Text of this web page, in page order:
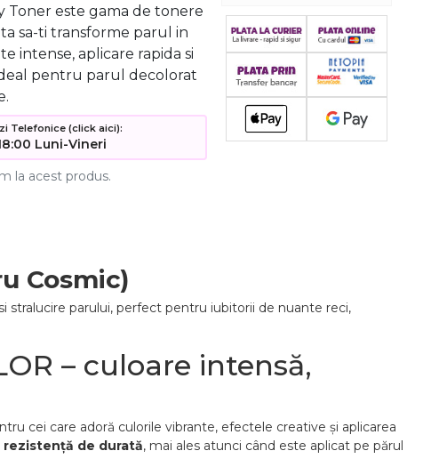
Toner este gama de tonere
sa-ti transforme parul in
intense, aplicare rapida si
pentru parul decolorat
Telefonice (click aici):
Luni-Vineri
la acest produs.
Cosmic)
stralucire parului, perfect pentru iubitorii de nuante reci,
– culoare intensă,
cei care adoră culorile vibrante, efectele creative și aplicarea
rezistență de durată, mai ales atunci când este aplicat pe părul